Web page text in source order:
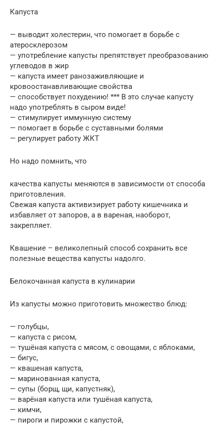
Капуста
— выводит холестерин, что помогает в борьбе с
атеросклерозом
— употребление капусты препятствует преобразованию
углеводов в жир
— капуста имеет ранозаживляющие и
кровоостанавливающие свойства
— способствует похудению! *** В это случае капусту
надо употреблять в сыром виде!
— стимулирует иммунную систему
— помогает в борьбе с суставными болями
— регулирует работу ЖКТ
Но надо помнить, что
качества капусты меняются в зависимости от способа
приготовления.
Свежая капуста активизирует работу кишечника и
избавляет от запоров, а в вареная, наоборот,
закрепляет.
Квашение – великолепный способ сохранить все
полезные вещества капусты надолго.
Белокочанная капуста в кулинарии
Из капусты можно приготовить множество блюд:
— голубцы,
— капуста с рисом,
— тушёная капуста с мясом, с овощами, с яблоками,
— бигус,
— квашеная капуста,
— маринованная капуста,
— супы (борщ, щи, капустняк),
— варёная капуста или тушёная капуста,
— кимчи,
— пироги и пирожки с капустой,